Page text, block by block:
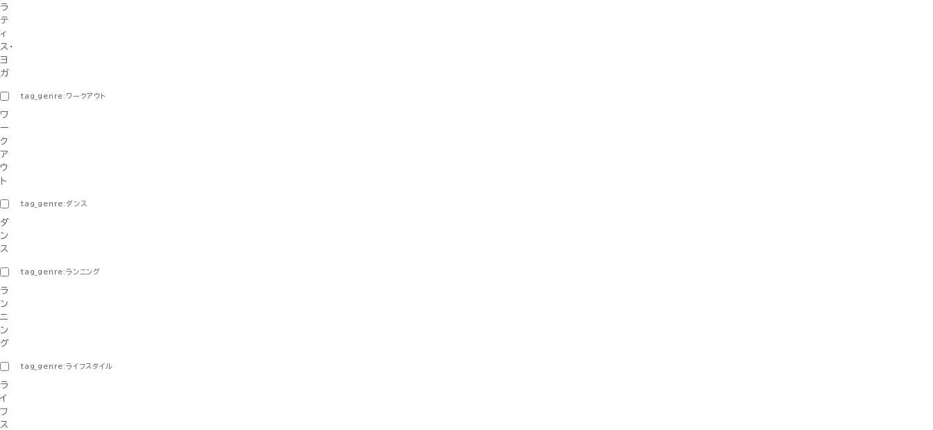
ラ
テ
ィ
ス・
ヨ
ガ
tag_genre:ワークアウト
ワ
ー
ク
ア
ウ
ト
tag_genre:ダンス
ダ
ン
ス
tag_genre:ランニング
ラ
ン
ニ
ン
グ
tag_genre:ライフスタイル
ラ
イ
フ
ス